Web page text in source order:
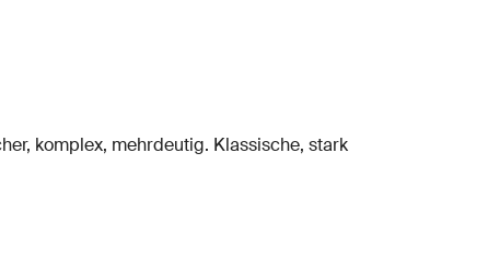
komplex, mehrdeutig. Klassische, stark